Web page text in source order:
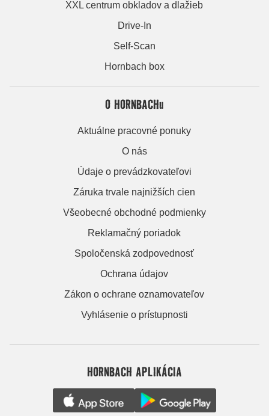
XXL centrum obkladov a dlažieb
Drive-In
Self-Scan
Hornbach box
O HORNBACHu
Aktuálne pracovné ponuky
O nás
Údaje o prevádzkovateľovi
Záruka trvale najnižších cien
Všeobecné obchodné podmienky
Reklamačný poriadok
Spoločenská zodpovednosť
Ochrana údajov
Zákon o ochrane oznamovateľov
Vyhlásenie o prístupnosti
HORNBACH APLIKÁCIA